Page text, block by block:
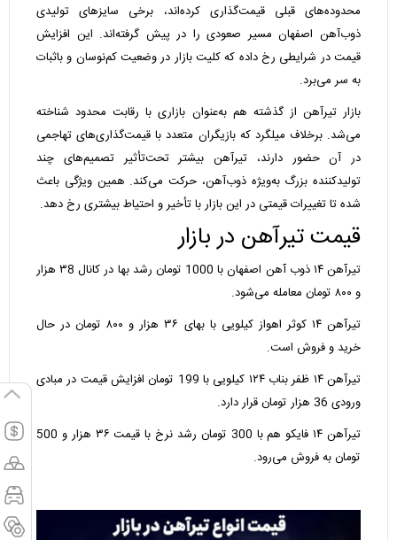
محدوده‌های قبلی قیمت‌گذاری کرده‌اند، برخی سایزهای تولیدی
ذوب‌آهن اصفهان مسیر صعودی را در پیش گرفته‌اند. این افزایش
قیمت در شرایطی رخ داده که کلیت بازار در وضعیت کم‌نوسان و باثبات
به سر می‌برد.
بازار تیرآهن از گذشته هم به‌عنوان بازاری با رقابت محدود شناخته
می‌شد. برخلاف میلگرد که بازیگران متعدد با قیمت‌گذاری‌های تهاجمی
در آن حضور دارند، تیرآهن بیشتر تحت‌تأثیر تصمیم‌های چند
تولیدکننده بزرگ به‌ویژه ذوب‌آهن، حرکت می‌کند. همین ویژگی باعث
شده تا تغییرات قیمتی در این بازار با تأخیر و احتیاط بیشتری رخ دهد.
قیمت تیرآهن در بازار
تیرآهن ۱۴ ذوب آهن اصفهان با 1000 تومان رشد بها در کانال ۳8 هزار
و ۸۰۰ تومان معامله می‌‌شود.
تیرآهن ۱۴ کوثر اهواز کیلویی با بهای ۳۶ هزار و ۸۰۰ تومان در حال
خرید و فروش است.
تیرآهن ۱۴ ظفر بناب ۱۲۴ کیلویی با 199 تومان افزایش قیمت در مبادی
ورودی 36 هزار تومان قرار دارد.
تیرآهن ۱۴ فایکو هم با 300 تومان رشد نرخ با قیمت ۳۶ هزار و 500
تومان به فروش می‌رود.